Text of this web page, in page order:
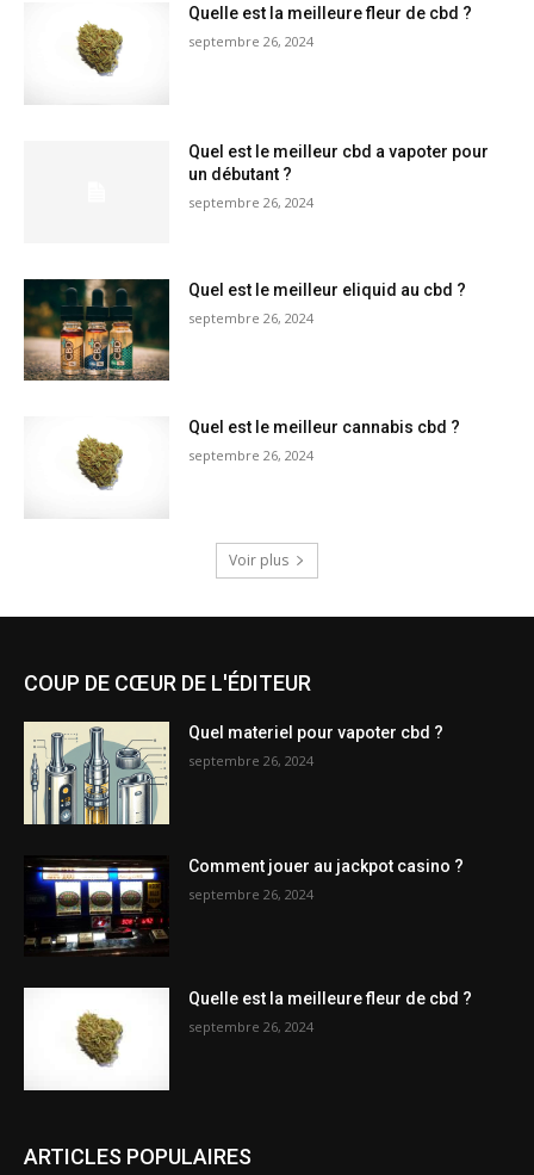
Quelle est la meilleure fleur de cbd ?
septembre 26, 2024
Quel est le meilleur cbd a vapoter pour
un débutant ?
septembre 26, 2024
Quel est le meilleur eliquid au cbd ?
septembre 26, 2024
Quel est le meilleur cannabis cbd ?
septembre 26, 2024
Voir plus
COUP DE CŒUR DE L'ÉDITEUR
Quel materiel pour vapoter cbd ?
septembre 26, 2024
Comment jouer au jackpot casino ?
septembre 26, 2024
Quelle est la meilleure fleur de cbd ?
septembre 26, 2024
ARTICLES POPULAIRES